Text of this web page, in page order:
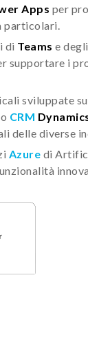
Apps per
particolari.
di Teams e
supportare i
sviluppate
o CRM
delle diverse
Azure di